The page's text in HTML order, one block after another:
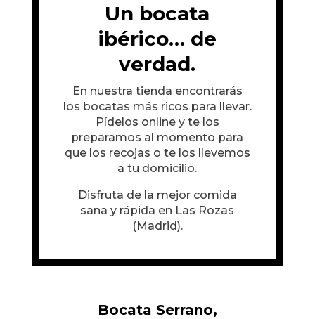
Un bocata
ibérico… de
verdad.
En nuestra tienda encontrarás
los bocatas más ricos para llevar.
Pídelos online y te los
preparamos al momento para
que los recojas o te los llevemos
a tu domicilio.
Disfruta de la mejor comida
sana y rápida en Las Rozas
(Madrid).
Bocata Serrano,